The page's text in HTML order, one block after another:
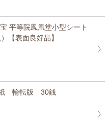
平等院鳳凰堂小型シート
）【表面良好品】
輪転版 30銭